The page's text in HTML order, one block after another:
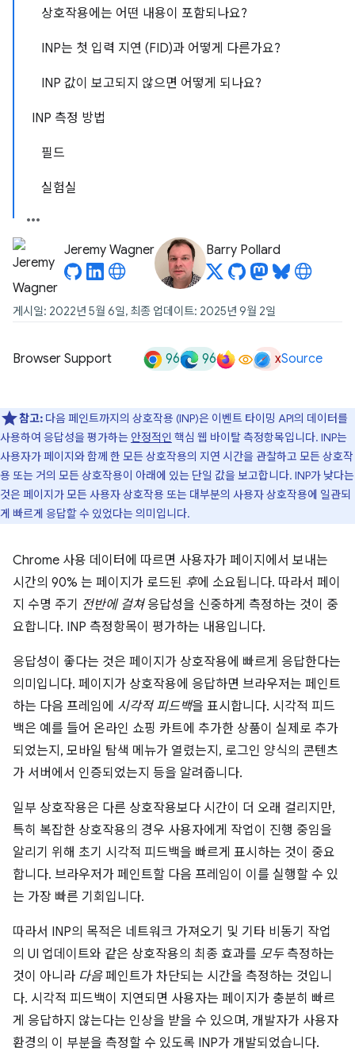
상호작용에는 어떤 내용이 포함되나요?
INP는 첫 입력 지연 (FID)과 어떻게 다른가요?
INP 값이 보고되지 않으면 어떻게 되나요?
INP 측정 방법
필드
실험실
Jeremy Wagner Barry Pollard
게시일: 2022년 5월 6일, 최종 업데이트: 2025년 9월 2일
Browser Support 96 96 xSource
참고: 다음 페인트까지의 상호작용 (INP)은 이벤트 타이밍 API의 데이터를
사용하여 응답성을 평가하는 안정적인 핵심 웹 바이탈 측정항목입니다. INP는
사용자가 페이지와 함께 한 모든 상호작용의 지연 시간을 관찰하고 모든 상호작
용 또는 거의 모든 상호작용이 아래에 있는 단일 값을 보고합니다. INP가 낮다는
것은 페이지가 모든 사용자 상호작용 또는 대부분의 사용자 상호작용에 일관되
게 빠르게 응답할 수 있었다는 의미입니다.
Chrome 사용 데이터에 따르면 사용자가 페이지에서 보내는
시간의 90% 는 페이지가 로드된 후에 소요됩니다. 따라서 페이
지 수명 주기 전반에 걸쳐응답성을 신중하게 측정하는 것이 중
요합니다. INP 측정항목이 평가하는 내용입니다.
응답성이 좋다는 것은 페이지가 상호작용에 빠르게 응답한다는
의미입니다. 페이지가 상호작용에 응답하면 브라우저는 페인트
하는 다음 프레임에 시각적 피드백을 표시합니다. 시각적 피드
백은 예를 들어 온라인 쇼핑 카트에 추가한 상품이 실제로 추가
되었는지, 모바일 탐색 메뉴가 열렸는지, 로그인 양식의 콘텐츠
가 서버에서 인증되었는지 등을 알려줍니다.
일부 상호작용은 다른 상호작용보다 시간이 더 오래 걸리지만,
특히 복잡한 상호작용의 경우 사용자에게 작업이 진행 중임을
알리기 위해 초기 시각적 피드백을 빠르게 표시하는 것이 중요
합니다. 브라우저가 페인트할 다음 프레임이 이를 실행할 수 있
는 가장 빠른 기회입니다.
따라서 INP의 목적은 네트워크 가져오기 및 기타 비동기 작업
의 UI 업데이트와 같은 상호작용의 최종 효과를 모두 측정하는
것이 아니라 다음페인트가 차단되는 시간을 측정하는 것입니
다. 시각적 피드백이 지연되면 사용자는 페이지가 충분히 빠르
게 응답하지 않는다는 인상을 받을 수 있으며, 개발자가 사용자
환경의 이 부분을 측정할 수 있도록 INP가 개발되었습니다.